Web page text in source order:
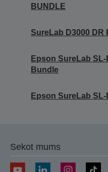
BUNDLE
SureLab D3000 DR
Epson SureLab
Bundle
Epson SureLab
Sekot mums